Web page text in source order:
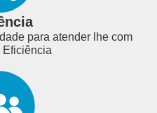
para atender lhe com
Eficiência